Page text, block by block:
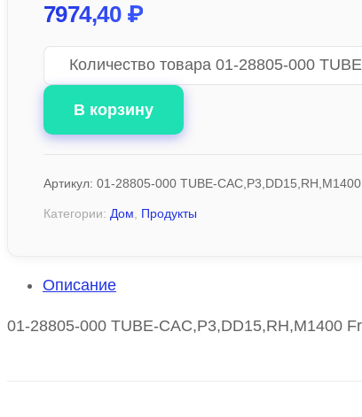
7974,40 ₽
Количество товара 01-28805-000
В корзину
Артикул: 01-28805-000 TUBE-CAC,P3,DD15,RH,M1400
Категории: Дом, Продукты
Описание
01-28805-000 TUBE-CAC,P3,DD15,RH,M1400